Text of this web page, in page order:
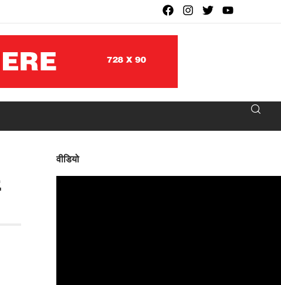
वीडियो